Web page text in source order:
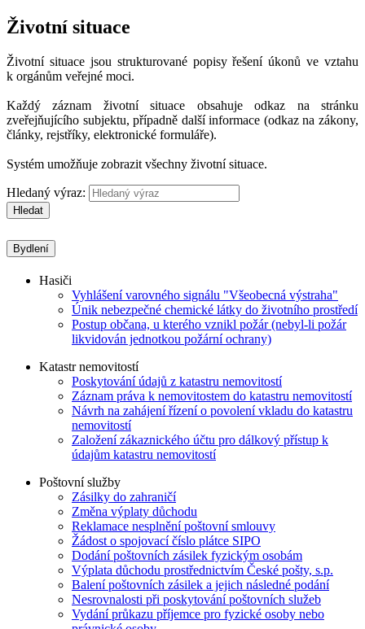
Životní situace
Životní situace jsou strukturované popisy řešení úkonů ve vztahu
k orgánům veřejné moci.
Každý záznam životní situace obsahuje odkaz na stránku
zveřejňujícího subjektu, případně další informace (odkaz na zákony,
články, rejstříky, elektronické formuláře).
Systém umožňuje zobrazit všechny životní situace.
Hledaný výraz:
Hledat
Bydlení
Hasiči
Vyhlášení varovného signálu "Všeobecná výstraha"
Únik nebezpečné chemické látky do životního prostředí
Postup občana, u kterého vznikl požár (nebyl-li požár
likvidován jednotkou požární ochrany)
Katastr nemovitostí
Poskytování údajů z katastru nemovitostí
Záznam práva k nemovitostem do katastru nemovitostí
Návrh na zahájení řízení o povolení vkladu do katastru
nemovitostí
Založení zákaznického účtu pro dálkový přístup k
údajům katastru nemovitostí
Poštovní služby
Zásilky do zahraničí
Změna výplaty důchodu
Reklamace nesplnění poštovní smlouvy
Žádost o spojovací číslo plátce SIPO
Dodání poštovních zásilek fyzickým osobám
Výplata důchodu prostřednictvím České pošty, s.p.
Balení poštovních zásilek a jejich následné podání
Nesrovnalosti při poskytování poštovních služeb
Vydání průkazu příjemce pro fyzické osoby nebo